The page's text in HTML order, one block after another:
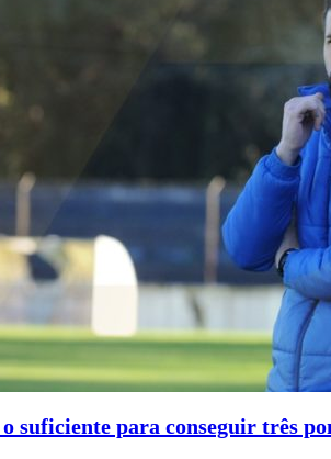
suficiente para conseguir três